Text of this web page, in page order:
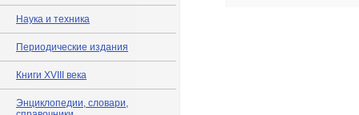
Наука и техника
Периодические издания
Книги XVIII века
Энциклопедии, словари,